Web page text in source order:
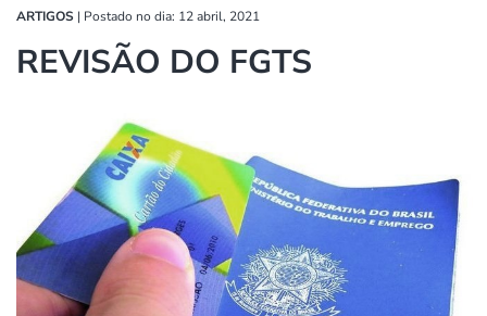
ARTIGOS | Postado no dia: 12 abril, 2021
REVISÃO DO FGTS